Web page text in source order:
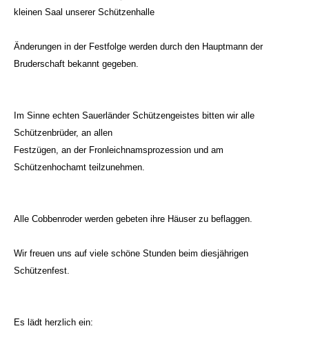
kleinen Saal unserer Schützenhalle
Änderungen in der Festfolge werden durch den Hauptmann der
Bruderschaft bekannt gegeben.
Im Sinne echten Sauerländer Schützengeistes bitten wir alle
Schützenbrüder, an allen
Festzügen, an der Fronleichnamsprozession und am
Schützenhochamt teilzunehmen.
Alle Cobbenroder werden gebeten ihre Häuser zu beflaggen.
Wir freuen uns auf viele schöne Stunden beim diesjährigen
Schützenfest.
Es lädt herzlich ein: